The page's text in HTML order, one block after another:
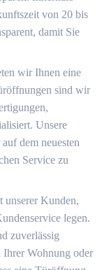
von 20 bis
damit Sie
wir Ihnen eine
sind wir
Unsere
dem neuesten
Service zu
unserer Kunden,
legen.
zuverlässig
Wohnung oder